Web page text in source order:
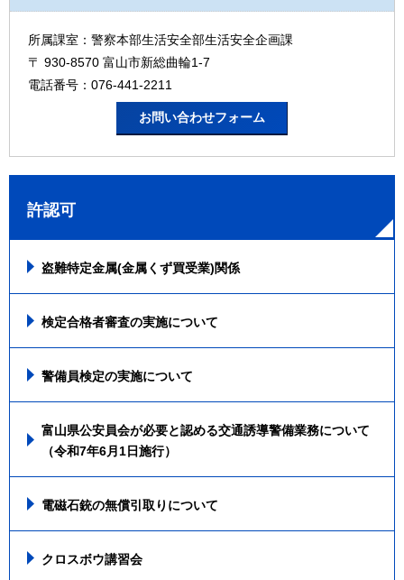
所属課室：警察本部生活安全部生活安全企画課
〒 930-8570 富山市新総曲輪1-7
電話番号：076-441-2211
許認可
盗難特定金属(金属くず買受業)関係
検定合格者審査の実施について
警備員検定の実施について
富山県公安員会が必要と認める交通誘導警備業務について
（令和7年6月1日施行）
電磁石銃の無償引取りについて
クロスボウ講習会